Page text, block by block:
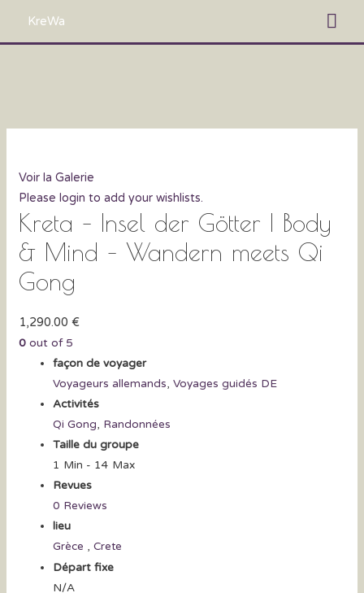
contenu
KreWa
Voir la Galerie
Please login to add your wishlists.
Kreta – Insel der Götter | Body
& Mind – Wandern meets Qi
Gong
1,290.00 €
0 out of 5
façon de voyager
Voyageurs allemands,Voyages guidés DE
Activités
Qi Gong, Randonnées
Taille du groupe
1 Min - 14 Max
Revues
0 Reviews
lieu
Grèce ,Crete
Départ fixe
N/A